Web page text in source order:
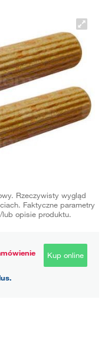
Rzeczywisty wygląd
Faktyczne parametry
opisie produktu.
Kup online